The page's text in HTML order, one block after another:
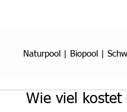
Naturpool | Biopool |
Wie viel kostet